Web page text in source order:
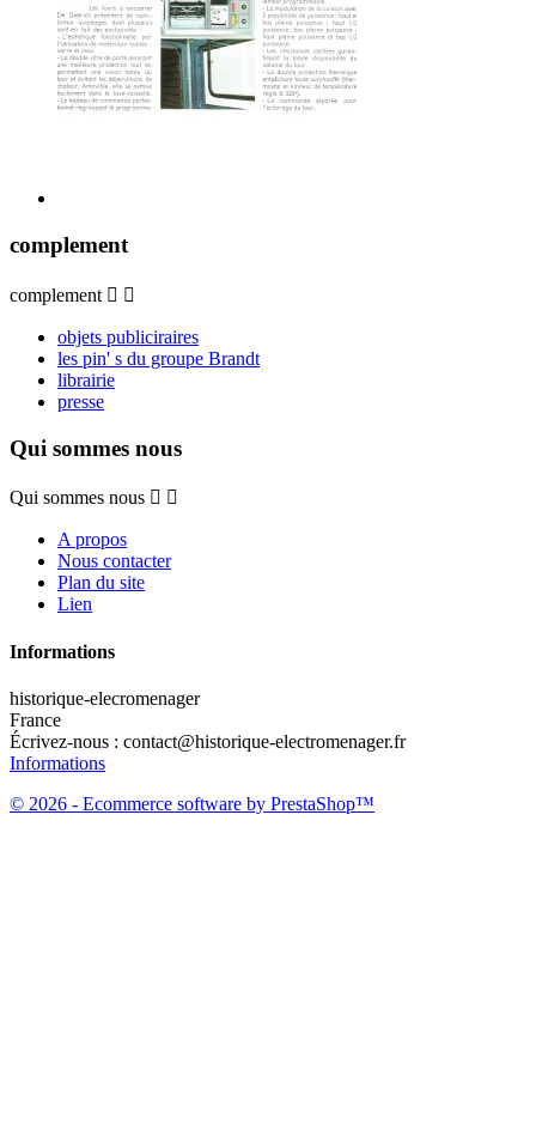
complement
complement  
objets publiciraires
les pin' s du groupe Brandt
librairie
presse
Qui sommes nous
Qui sommes nous  
A propos
Nous contacter
Plan du site
Lien
Informations
historique-elecromenager
France
Écrivez-nous : contact@historique-electromenager.fr
Informations
© 2026 - Ecommerce software by PrestaShop™